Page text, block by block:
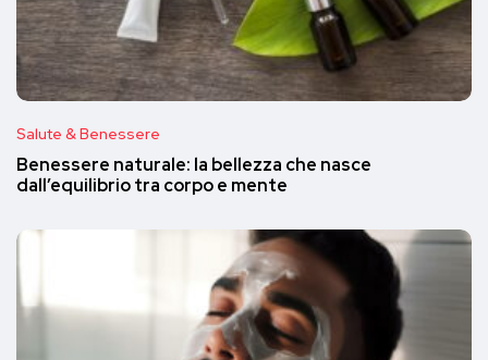
Salute & Benessere
Benessere naturale: la bellezza che nasce
dall’equilibrio tra corpo e mente